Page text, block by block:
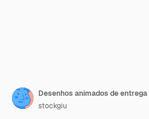
Desenhos animados de
stockgiu